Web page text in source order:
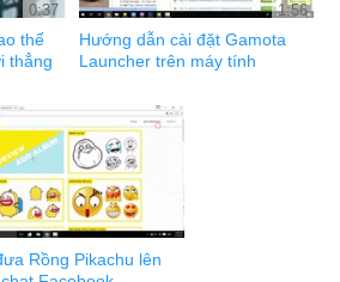
0:37
thế
thẳng
1:56
Hướng dẫn cài đặt Gamota
Launcher trên máy tính
Rồng Pikachu lên